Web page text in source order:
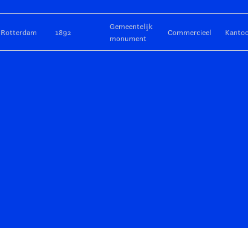
Rotterdam 1892
Gemeentelijk
monument
Commercieel